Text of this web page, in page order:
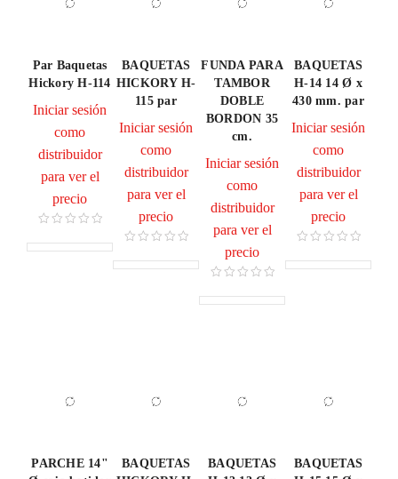
Par Baquetas
Hickory H-114
Iniciar sesión
como
distribuidor
para ver el
precio
BAQUETAS
HICKORY H-
115 par
Iniciar sesión
como
distribuidor
para ver el
precio
FUNDA PARA
TAMBOR
DOBLE
BORDON 35
cm.
Iniciar sesión
como
distribuidor
para ver el
precio
BAQUETAS
H-14 14 Ø x
430 mm. par
Iniciar sesión
como
distribuidor
para ver el
precio
PARCHE 14"
BAQUETAS
BAQUETAS
BAQUETAS